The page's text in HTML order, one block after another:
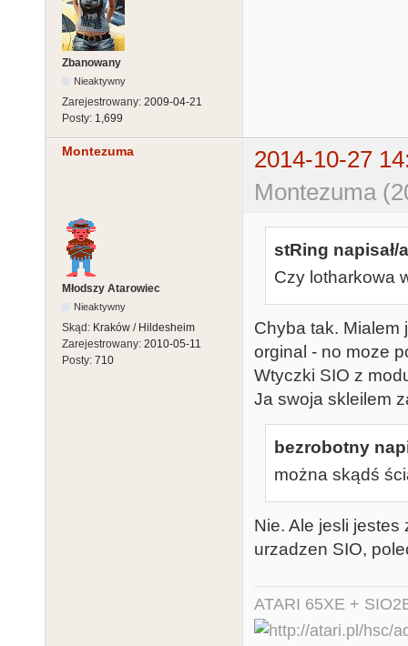
Zbanowany
Nieaktywny
Zarejestrowany: 2009-04-21
Posty: 1,699
Montezuma
2014-10-27
Montezuma
Młodszy Atarowiec
Nieaktywny
Skąd: Kraków / Hildesheim
Zarejestrowany: 2010-05-11
Posty: 710
stRing napisał/
Czy lotharkowa
Chyba tak. Mialem
orginal - no moze
Wtyczki SIO z
Ja swoja skleilem
bezrobotny
można skądś
Nie. Ale jesli
urzadzen SIO,
ATARI 65XE +